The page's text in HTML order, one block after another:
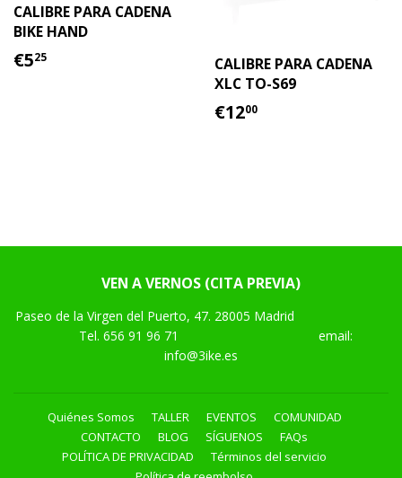
CALIBRE PARA CADENA
BIKE HAND
PRECIO
€525
CALIBRE PARA CADENA
XLC TO-S69
PRECIO
€1200
VEN A VERNOS (CITA PREVIA)
Paseo de la Virgen del Puerto, 47. 28005 Madrid
Tel. 656 91 96 71
email:
info@3ike.es
Quiénes Somos TALLER EVENTOS
COMUNIDAD
CONTACTO
BLOG SÍGUENOS
FAQs
POLÍTICA DE PRIVACIDAD
Términos del servicio